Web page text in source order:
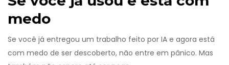
medo
Se você já entregou um trabalho feito por IA e agora está
com medo de ser descoberto, não entre em pânico. Mas